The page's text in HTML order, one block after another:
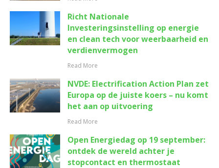
Richt Nationale
Investeringsinstelling op energie
en clean tech voor weerbaarheid en
verdienvermogen
Read More
NVDE: Electrification Action Plan zet
Europa op de juiste koers – nu komt
het aan op uitvoering
Read More
Open Energiedag op 19 september:
ontdek de wereld achter je
stopcontact en thermostaat